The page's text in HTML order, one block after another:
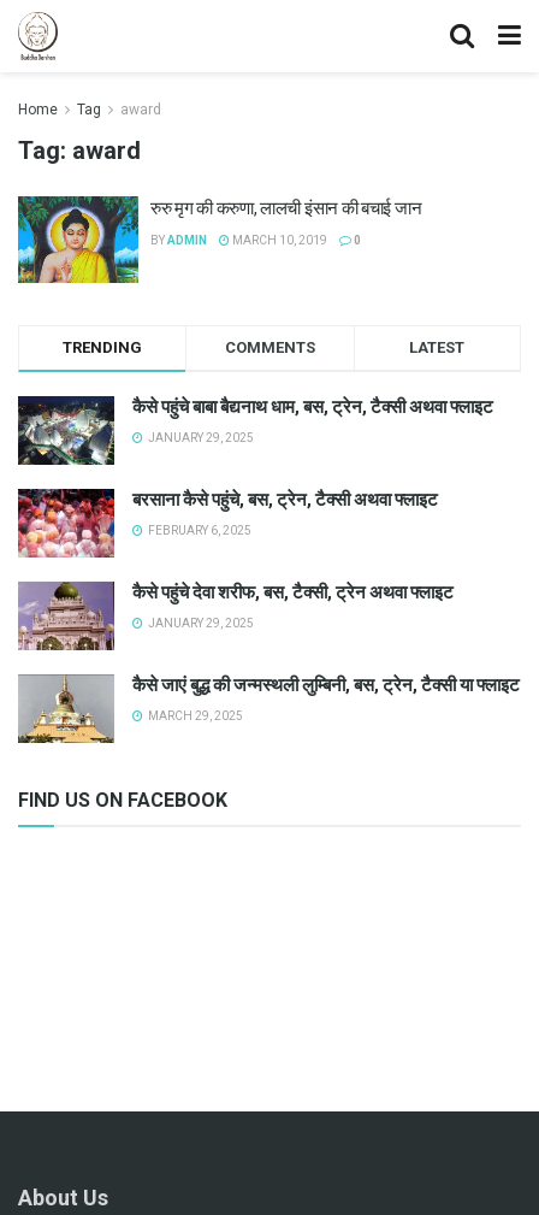
Home Tag award
Tag: award
रुरु मृग की करुणा, लालची इंसान की बचाई जान
BYADMIN MARCH 10, 2019 0
TRENDING COMMENTS LATEST
कैसे पहुंचे बाबा बैद्यनाथ धाम, बस, ट्रेन, टैक्सी अथवा फ्लाइट
JANUARY 29, 2025
बरसाना कैसे पहुंचे, बस, ट्रेन, टैक्सी अथवा फ्लाइट
FEBRUARY 6, 2025
कैसे पहुंचे देवा शरीफ, बस, टैक्सी, ट्रेन अथवा फ्लाइट
JANUARY 29, 2025
कैसे जाएं बुद्ध की जन्मस्थली लुम्बिनी, बस, ट्रेन, टैक्सी या फ्लाइट
MARCH 29, 2025
FIND US ON FACEBOOK
About Us